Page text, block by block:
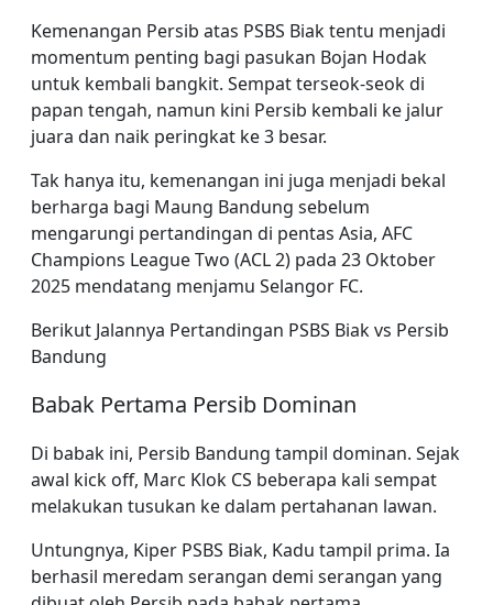
Kemenangan Persib atas PSBS Biak tentu menjadi
momentum penting bagi pasukan Bojan Hodak
untuk kembali bangkit. Sempat terseok-seok di
papan tengah, namun kini Persib kembali ke jalur
juara dan naik peringkat ke 3 besar.
Tak hanya itu, kemenangan ini juga menjadi bekal
berharga bagi Maung Bandung sebelum
mengarungi pertandingan di pentas Asia, AFC
Champions League Two (ACL 2) pada 23 Oktober
2025 mendatang menjamu Selangor FC.
Berikut Jalannya Pertandingan PSBS Biak vs Persib
Bandung
Babak Pertama Persib Dominan
Di babak ini, Persib Bandung tampil dominan. Sejak
awal kick off, Marc Klok CS beberapa kali sempat
melakukan tusukan ke dalam pertahanan lawan.
Untungnya, Kiper PSBS Biak, Kadu tampil prima. Ia
berhasil meredam serangan demi serangan yang